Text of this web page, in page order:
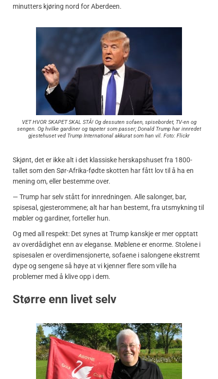
minutters kjøring nord for Aberdeen.
VET HVOR SKAPET SKAL STÅ! Og dessuten sofaen, spisebordet, TV-en og
sengen. Og hvilke gardiner og tapeter som passer; Donald Trump har innredet
gjestehuset ved Trump International akkurat som han vil. Foto: Flickr
Skjønt, det er ikke alt i det klassiske herskapshuset fra 1800-
tallet som den Sør-Afrika-fødte skotten har fått lov til å ha en
mening om, eller bestemme over.
— Trump har selv stått for innredningen. Alle salonger, bar,
spisesal, gjesterommene; alt har han bestemt, fra utsmykning til
møbler og gardiner, forteller hun.
Og med all respekt: Det synes at Trump kanskje er mer opptatt
av overdådighet enn av eleganse. Møblene er enorme. Stolene i
spisesalen er overdimensjonerte, sofaene i salongene ekstremt
dype og sengene så høye at vi kjenner flere som ville ha
problemer med å klive opp i dem.
Større enn livet selv